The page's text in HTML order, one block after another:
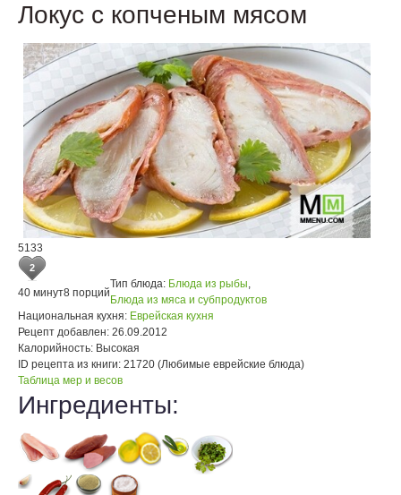
Локус с копченым мясом
5133
2
40 минут8 порций
Тип блюда: Блюда из рыбы,
Блюда из мяса и субпродуктов
Национальная кухня: Еврейская кухня
Рецепт добавлен: 26.09.2012
Калорийность: Высокая
ID рецепта из книги: 21720 (Любимые еврейские блюда)
Таблица мер и весов
Ингредиенты: